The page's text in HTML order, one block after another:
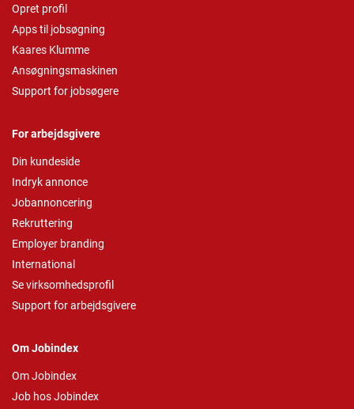
Opret profil
Apps til jobsøgning
Kaares Klumme
Ansøgningsmaskinen
Support for jobsøgere
For arbejdsgivere
Din kundeside
Indryk annonce
Jobannoncering
Rekruttering
Employer branding
International
Se virksomhedsprofil
Support for arbejdsgivere
Om Jobindex
Om Jobindex
Job hos Jobindex